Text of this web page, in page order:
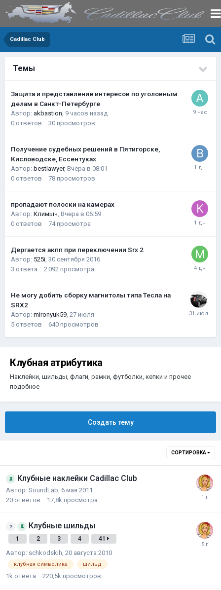
Cadillac Club
Темы
Защита и представление интересов по уголовным
делам в Санкт-Петербурге
Автор: akbastion, 9 часов назад
0 ответов 30 просмотров
Получение судебных решений в Пятигорске,
Кисловодске, Ессентуках
Автор: bestlawyer, Вчера в 08:01
0 ответов 78 просмотров
пропадают полоски на камерах
Автор: Климыч, Вчера в 06:59
0 ответов 74 просмотра
Дергается акпп при переключении Srx 2
Автор: 525i, 30 сентября 2016
3 ответа 2 092 просмотра
Не могу добить сборку магнитолы типа Тесла на
SRX2
Автор: mironyuk59, 27 июля
5 ответов 640 просмотров
Клубная атрибутика
Наклейки, шильды, флаги, рамки, футболки, кепки и прочее
подобное
Создать тему
СОРТИРОВКА
Клубные наклейки Cadillac Club
Автор: SoundLab, 6 мая 2011
20 ответов 17,8k просмотра
Клубные шильды
1 2 3 4 41
Автор: schkodskih 20 августа 2010
клубная символика шильд
1k ответа 220,5k просмотров